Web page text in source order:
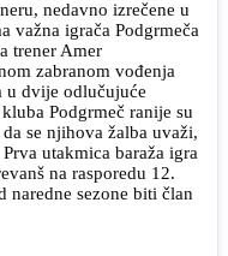
nedavno izrečene u
važna igrača Podgrmeča
trener Amer
zabranom vođenja
u dvije odlučujuće
Podgrmeč ranije su
se njihova žalba uvaži,
utakmica baraža igra
na rasporedu 12.
naredne sezone biti član